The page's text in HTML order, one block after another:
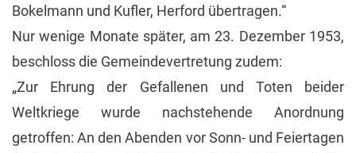
Bokelmann und Kufler, Herford übertragen.“
Nur wenige Monate später, am 23. Dezember 1953,
beschloss die Gemeindevertretung zudem:
„Zur Ehrung der Gefallenen und Toten beider
Weltkriege wurde nachstehende Anordnung
getroffen: An den Abenden vor Sonn- und Feiertagen